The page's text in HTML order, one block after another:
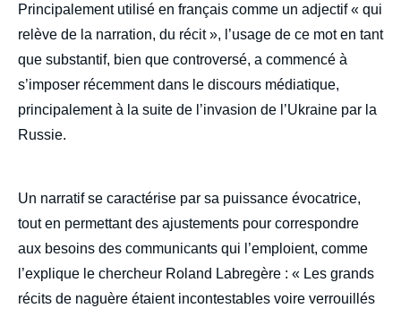
Principalement utilisé en français comme un adjectif « qui
relève de la narration, du récit », l’usage de ce mot en tant
que substantif, bien que controversé, a commencé à
s’imposer récemment dans le discours médiatique,
principalement à la suite de l’invasion de l’Ukraine par la
Russie.
Un narratif se caractérise par sa puissance évocatrice,
tout en permettant des ajustements pour correspondre
aux besoins des communicants qui l’emploient, comme
l’explique le chercheur Roland Labregère : « Les grands
récits de naguère étaient incontestables voire verrouillés